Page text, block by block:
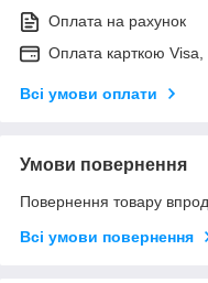
Оплата на рахунок
Оплата карткою
Всі умови оплати
Умови повернення
Повернення товару
Всі умови повернення